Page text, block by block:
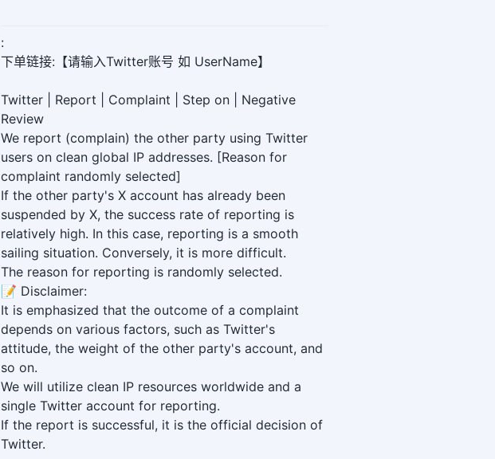
:
下单链接:【请输入Twitter账号 如 UserName】
Twitter | Report | Complaint | Step on | Negative
Review
We report (complain) the other party using Twitter
users on clean global IP addresses. [Reason for
complaint randomly selected]
If the other party's X account has already been
suspended by X, the success rate of reporting is
relatively high. In this case, reporting is a smooth
sailing situation. Conversely, it is more difficult.
The reason for reporting is randomly selected.
📝 Disclaimer:
It is emphasized that the outcome of a complaint
depends on various factors, such as Twitter's
attitude, the weight of the other party's account, and
so on.
We will utilize clean IP resources worldwide and a
single Twitter account for reporting.
If the report is successful, it is the official decision of
Twitter.